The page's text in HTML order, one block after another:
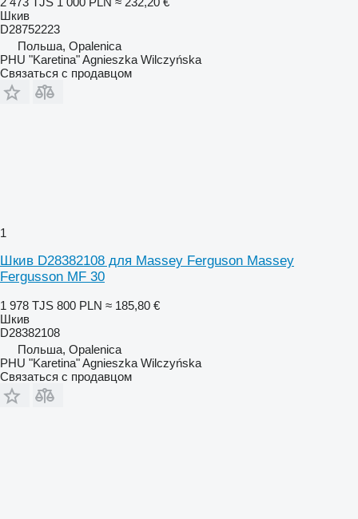
Шкив
D28752223
Польша, Opalenica
PHU "Karetina" Agnieszka Wilczyńska
Связаться с продавцом
1
Шкив D28382108 для Massey Ferguson Massey
Fergusson MF 30
1 978 TJS 800 PLN ≈ 185,80 €
Шкив
D28382108
Польша, Opalenica
PHU "Karetina" Agnieszka Wilczyńska
Связаться с продавцом